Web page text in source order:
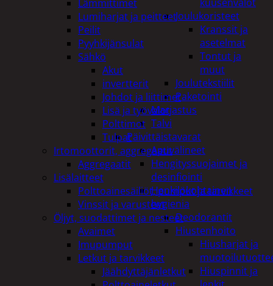
Joulukoristeet
Kranssit ja
asetelmat
Tontut ja
muut
Joulutekstiilit
Paketointi
Marjastus
Talvi
Päivittäistavarat
Apuvälineet
Hengityssuojaimet ja
desinfiointi
Henkilökohtainen
hygienia
Deodorantit
Hiustenhoito
Hiusharjat ja
Hiuspinnit ja
Lämmittimet
Lumiharjat ja peitteet
Peilit
Pyyhkijänsulat
Sähkö
Akut
invertterit
Johdot ja liittimet
Lisä ja työvalot
Polttimot
Tulpat
Irtomoottorit, aggregaatit
Aggregaatit
Lisälaitteet
Polttoainesäiliöt, pumput ja tarvikkeet
Vinssit ja varusteet
Öljyt, suodattimet ja nesteet
Avaimet
Imupumput
Letkut ja tarvikkeet
Jäähdyttäjänletkut